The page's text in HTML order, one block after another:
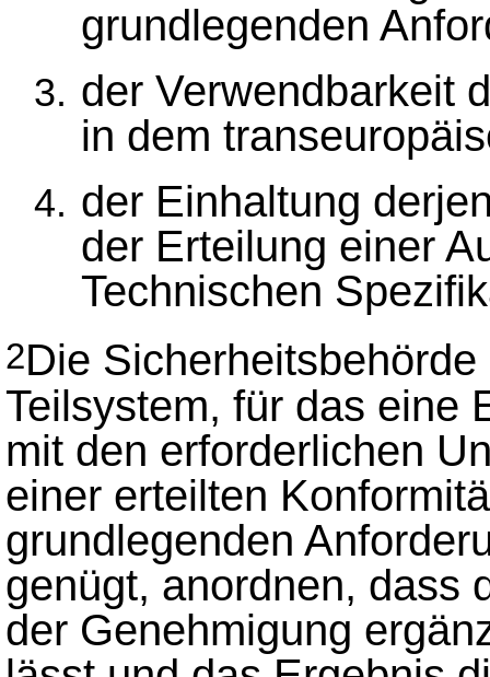
grundlegenden
der Verwendbarkeit
in dem
der Einhaltung
der Erteilung einer
Technischen
2Die
Teilsystem, für das eine
mit den erforderlichen
einer erteilten
grundlegenden
genügt, anordnen, dass
der Genehmigung